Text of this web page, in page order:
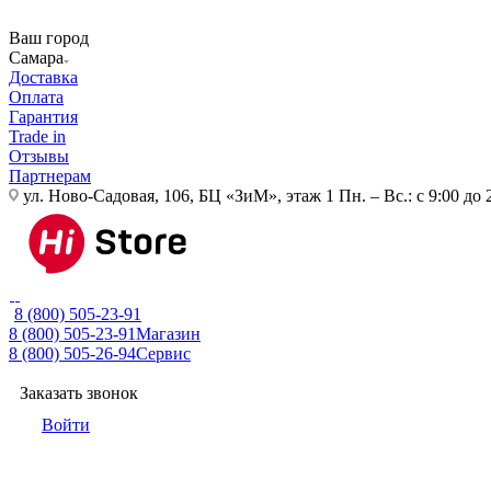
Ваш город
Самара
Доставка
Оплата
Гарантия
Trade in
Отзывы
Партнерам
ул. Ново-Садовая, 106, БЦ «ЗиМ», этаж 1 Пн. – Вс.: с 9:00 до
8 (800) 505-23-91
8 (800) 505-23-91Магазин
8 (800) 505-26-94Сервис
Заказать звонок
Войти